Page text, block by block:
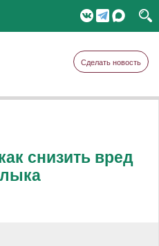
Сделать новость
снизить вред